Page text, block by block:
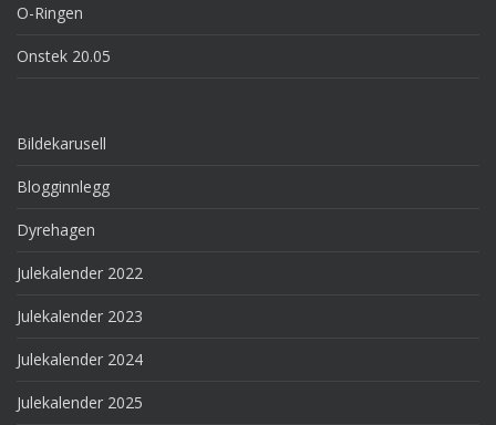
O-Ringen
Onstek 20.05
Bildekarusell
Blogginnlegg
Dyrehagen
Julekalender 2022
Julekalender 2023
Julekalender 2024
Julekalender 2025